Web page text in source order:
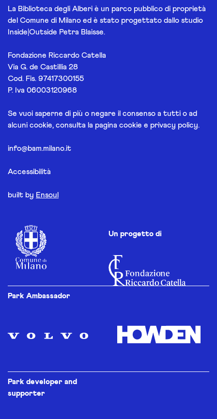
La Biblioteca degli Alberi è un parco pubblico di proprietà
del Comune di Milano ed è stato progettato dallo studio
Inside|Outside Petra Blaisse.
Fondazione Riccardo Catella
Via G. de Castillia 28
Cod. Fis. 97417300155
P. Iva 06003120968
Se vuoi saperne di più o negare il consenso a tutti o ad
alcuni cookie, consulta la pagina cookie e privacy policy.
info@bam.milano.it
Accessibilità
built by Ensoul
Un progetto di
Park Ambassador
Park developer and
supporter